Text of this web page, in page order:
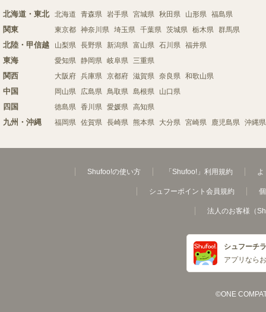
北海道・東北 北海道 青森県 岩手県 宮城県 秋田県 山形県 福島県
関東 東京都 神奈川県 埼玉県 千葉県 茨城県 栃木県 群馬県
北陸・甲信越 山梨県 長野県 新潟県 富山県 石川県 福井県
東海 愛知県 静岡県 岐阜県 三重県
関西 大阪府 兵庫県 京都府 滋賀県 奈良県 和歌山県
中国 岡山県 広島県 鳥取県 島根県 山口県
四国 徳島県 香川県 愛媛県 高知県
九州・沖縄 福岡県 佐賀県 長崎県 熊本県 大分県 宮崎県 鹿児島県 沖縄県
Shufoo!の使い方 「Shufoo!」利用規約 よ
シュフーポイント会員規約
法人のお客様（
シュフーチ
アプリなら
©ONE